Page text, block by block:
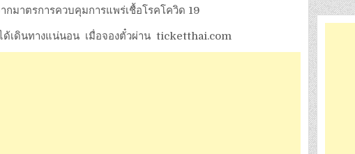
มาตรการควบคุมการแพร่เชื้อโรคโควิด 19
ด้เดินทางแน่นอน เมื่อจองตั๋วผ่าน ticketthai.com